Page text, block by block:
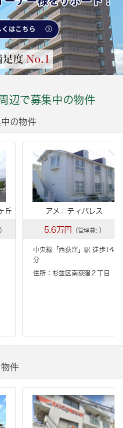
辺で募集中の物件
の物件
丘 アメニティパレス
5.6万円 （管理費:-）
中央線「西荻窪 」駅 徒歩14
分
住所：杉並区南荻窪２丁目
件